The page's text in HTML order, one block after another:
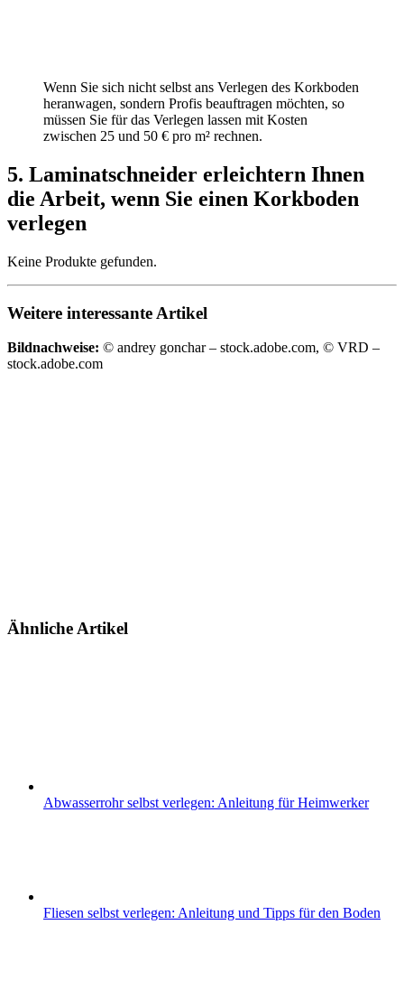
Wenn Sie sich nicht selbst ans Verlegen des Korkboden
heranwagen, sondern Profis beauftragen möchten, so
müssen Sie für das Verlegen lassen mit Kosten
zwischen 25 und 50 € pro m² rechnen.
5. Laminatschneider erleichtern Ihnen
die Arbeit, wenn Sie einen Korkboden
verlegen
Keine Produkte gefunden.
Weitere interessante Artikel
Bildnachweise: © andrey gonchar – stock.adobe.com, © VRD –
stock.adobe.com
Ähnliche Artikel
Abwasserrohr selbst verlegen: Anleitung für Heimwerker
Fliesen selbst verlegen: Anleitung und Tipps für den Boden